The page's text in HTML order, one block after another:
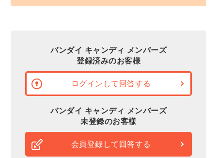
バンダイ キャンディ メンバーズ
登録済みのお客様
ログインして回答する
バンダイ キャンディ メンバーズ
未登録のお客様
会員登録して回答する